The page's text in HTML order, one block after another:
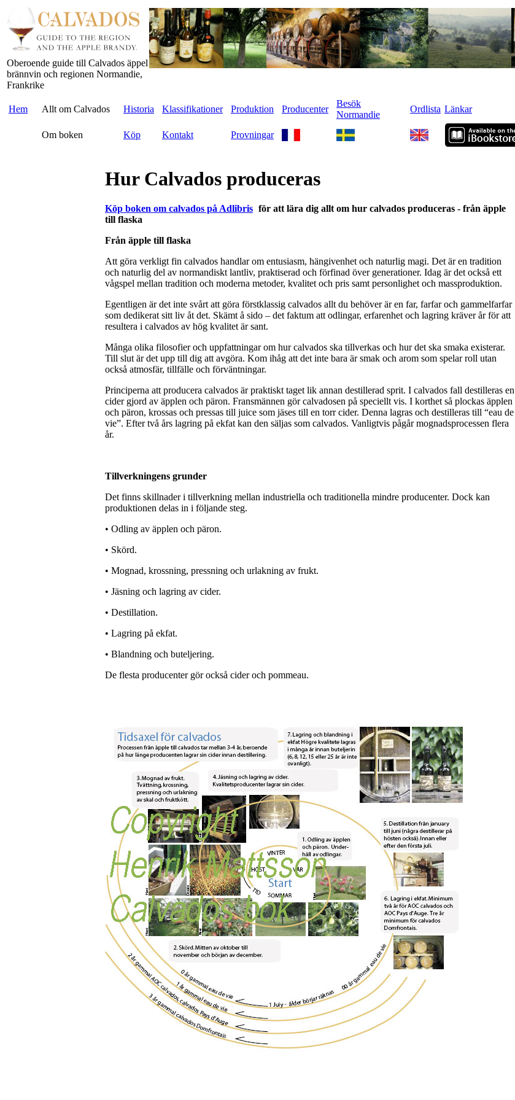
Oberoende guide till Calvados äppel
brännvin och regionen Normandie,
Frankrike
Hem Allt om Calvados Historia Klassifikationer Produktion Producenter
Besök
Normandie
Ordlista Länkar
Om boken Köp Kontakt Provningar
Hur Calvados produceras
Köp boken om calvados på Adlibris för att lära dig allt om hur calvados produceras - från äpple
till flaska
Från äpple till flaska
Att göra verkligt fin calvados handlar om entusiasm, hängivenhet och naturlig magi. Det är en tradition
och naturlig del av normandiskt lantliv, praktiserad och förfinad över generationer. Idag är det också ett
vågspel mellan tradition och moderna metoder, kvalitet och pris samt personlighet och massproduktion.
Egentligen är det inte svårt att göra förstklassig calvados allt du behöver är en far, farfar och gammelfarfar
som dedikerat sitt liv åt det. Skämt å sido – det faktum att odlingar, erfarenhet och lagring kräver år för att
resultera i calvados av hög kvalitet är sant.
Många olika filosofier och uppfattningar om hur calvados ska tillverkas och hur det ska smaka existerar.
Till slut är det upp till dig att avgöra. Kom ihåg att det inte bara är smak och arom som spelar roll utan
också atmosfär, tillfälle och förväntningar.
Principerna att producera calvados är praktiskt taget lik annan destillerad sprit. I calvados fall destilleras en
cider gjord av äpplen och päron. Fransmännen gör calvadosen på speciellt vis. I korthet så plockas äpplen
och päron, krossas och pressas till juice som jäses till en torr cider. Denna lagras och destilleras till “eau de
vie”. Efter två års lagring på ekfat kan den säljas som calvados. Vanligtvis pågår mognadsprocessen flera
år.
Tillverkningens grunder
Det finns skillnader i tillverkning mellan industriella och traditionella mindre producenter. Dock kan
produktionen delas in i följande steg.
• Odling av äpplen och päron.
• Skörd.
• Mognad, krossning, pressning och urlakning av frukt.
• Jäsning och lagring av cider.
• Destillation.
• Lagring på ekfat.
• Blandning och buteljering.
De flesta producenter gör också cider och pommeau.